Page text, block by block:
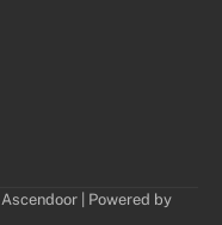
Ascendoor| Powered by